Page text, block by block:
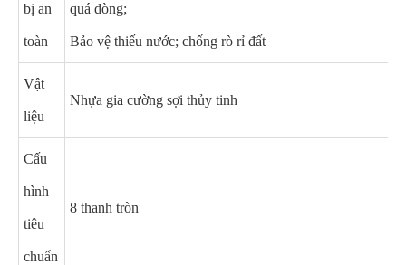
bị an
toàn
quá dòng;
Bảo vệ thiếu nước; chống rò rỉ đất
Vật
liệu
Nhựa gia cường sợi thủy tinh
Cấu
hình
tiêu
chuẩn
8 thanh tròn